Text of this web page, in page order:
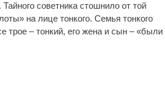
советника стошнило от той
на лице тонкого. Семья тонкого
трое – тонкий, его жена и сын – «были